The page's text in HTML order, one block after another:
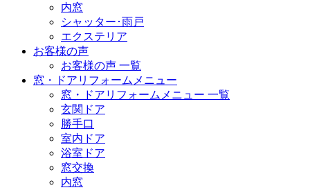
内窓
シャッター･雨戸
エクステリア
お客様の声
お客様の声 一覧
窓・ドアリフォームメニュー
窓・ドアリフォームメニュー 一覧
玄関ドア
勝手口
室内ドア
浴室ドア
窓交換
内窓